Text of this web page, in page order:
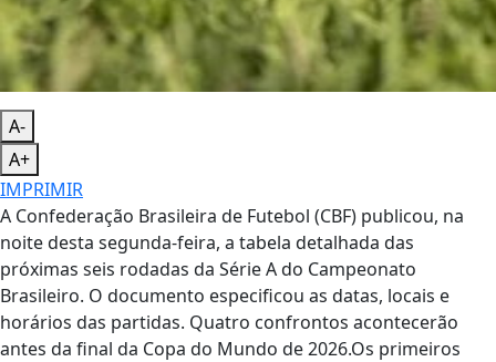
A-
A+
IMPRIMIR
A Confederação Brasileira de Futebol (CBF) publicou, na
noite desta segunda-feira, a tabela detalhada das
próximas seis rodadas da Série A do Campeonato
Brasileiro. O documento especificou as datas, locais e
horários das partidas. Quatro confrontos acontecerão
antes da final da Copa do Mundo de 2026.Os primeiros